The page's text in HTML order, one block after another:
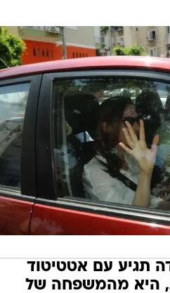
תגיע עם אטטיטוד
היא מהמשפחה של